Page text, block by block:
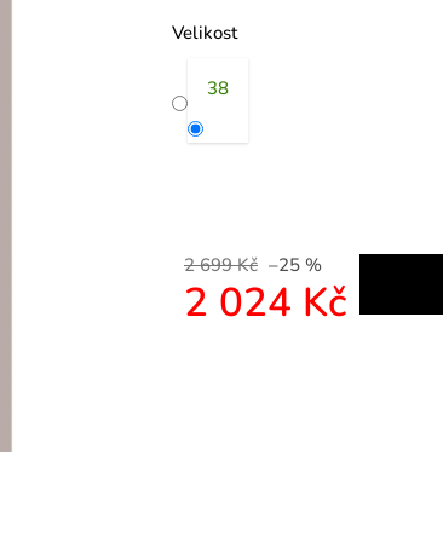
Velikost
38
2 699 Kč –25 %
2 024 Kč